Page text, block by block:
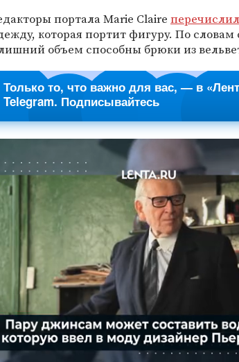
портала Marie Claire
которая портит фигуру. По словам
объем способны брюки из
Только то, что важно для вас, — в
Telegram. Подписывайтесь